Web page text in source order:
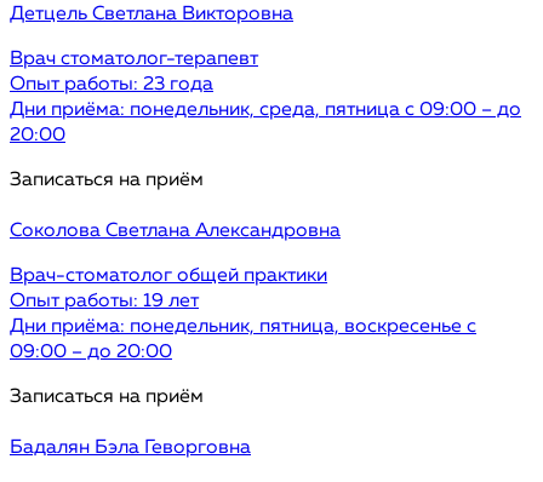
Детцель Светлана Викторовна
Врач стоматолог-терапевт
Опыт работы: 23 года
Дни приёма: понедельник, среда, пятница с 09:00 – до
20:00
Записаться на приём
Соколова Светлана Александровна
Врач-стоматолог общей практики
Опыт работы: 19 лет
Дни приёма: понедельник, пятница, воскресенье с
09:00 – до 20:00
Записаться на приём
Бадалян Бэла Геворговна